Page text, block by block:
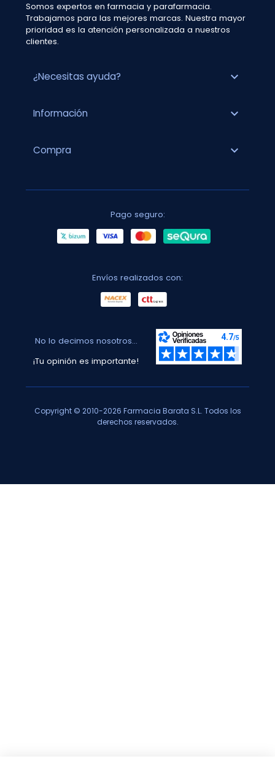
Somos expertos en farmacia y parafarmacia.
Trabajamos para las mejores marcas. Nuestra mayor
prioridad es la atención personalizada a nuestros
clientes.
¿Necesitas ayuda? expand_more
Información expand_more
Compra expand_more
Pago seguro:
Envíos realizados con:
No lo decimos nosotros...
¡Tu opinión es importante!
Copyright © 2010-2026 Farmacia Barata S.L. Todos los
derechos reservados.